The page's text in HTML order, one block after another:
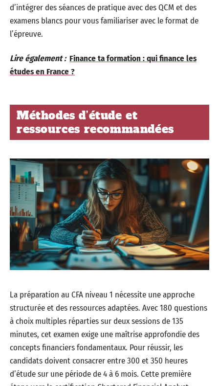
d’intégrer des séances de pratique avec des QCM et des
examens blancs pour vous familiariser avec le format de
l’épreuve.
Lire également : Finance ta formation : qui finance les
études en France ?
Méthodes d’étude et
ressources recommandées
La préparation au CFA niveau 1 nécessite une approche
structurée et des ressources adaptées. Avec 180 questions
à choix multiples réparties sur deux sessions de 135
minutes, cet examen exige une maîtrise approfondie des
concepts financiers fondamentaux. Pour réussir, les
candidats doivent consacrer entre 300 et 350 heures
d’étude sur une période de 4 à 6 mois. Cette première